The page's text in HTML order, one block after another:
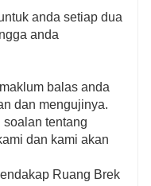
anda setiap dua
anda
balas anda
dan mengujinya.
tentang
dan kami akan